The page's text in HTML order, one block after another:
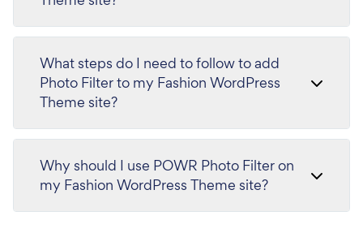
What steps do I need to follow to add
Photo Filter to my Fashion WordPress
Theme site?
Why should I use POWR Photo Filter on
my Fashion WordPress Theme site?